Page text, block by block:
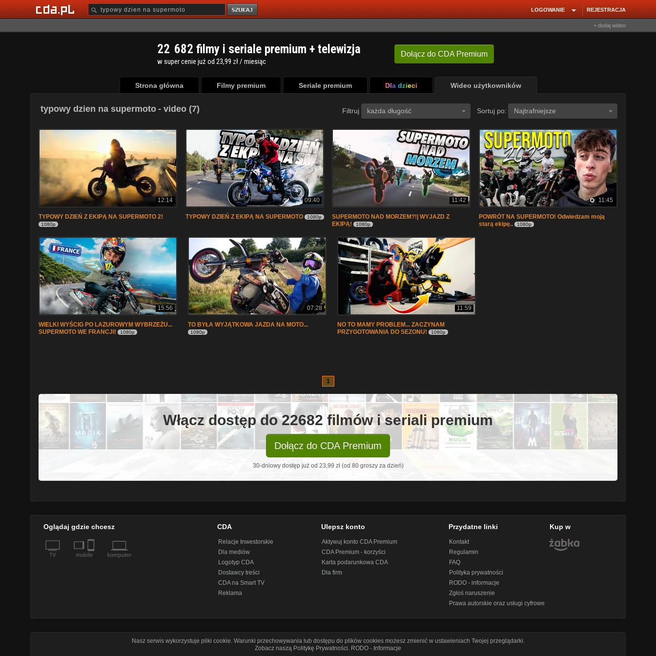
REJESTRACJA
LOGOWANIE
+ dodaj wideo
Dołącz do CDA Premium
22 682 filmy i seriale premium + telewizja
w super cenie już od 23,99 zł / miesiąc
Strona główna Filmy premium Seriale premium Dla dzieci Wideo użytkowników
typowy dzien na supermoto - video (7) Filtruj każda długość Sortuj po: Najtrafniejsze
12:14
TYPOWY DZIEŃ Z EKIPĄ NA SUPERMOTO 2!
1080p
09:40
TYPOWY DZIEŃ Z EKIPĄ NA SUPERMOTO 1080p
11:42
SUPERMOTO NAD MORZEM?!| WYJAZD Z
EKIPĄ!
1080p
11:45
POWRÓT NA SUPERMOTO! Odwiedzam moją
starą ekipę..
1080p
15:56
WIELKI WYŚCIG PO LAZUROWYM WYBRZEŻU...
SUPERMOTO WE FRANCJI!
1080p
07:28
TO BYŁA WYJĄTKOWA JAZDA NA MOTO...
1080p
11:59
NO TO MAMY PROBLEM... ZACZYNAM
PRZYGOTOWANIA DO SEZONU!
1080p
1
Włącz dostęp do 22682 filmów i seriali premium
Dołącz do CDA Premium
30-dniowy dostęp już od 23,99 zł (od 80 groszy za dzień)
Oglądaj gdzie chcesz CDA
Relacje Inwestorskie
Dla mediów
Logotyp CDA
Dostawcy treści
CDA na Smart TV
Reklama
Ulepsz konto
Aktywuj konto CDA Premium
CDA Premium - korzyści
Karta podarunkowa CDA
Dla firm
Przydatne linki
Kontakt
Regulamin
FAQ
Polityka prywatności
RODO - informacje
Zgłoś naruszenie
Prawa autorskie oraz usługi cyfrowe
Kup w
Nasz serwis wykorzystuje pliki cookie. Warunki przechowywania lub dostępu do plików cookies możesz zmienić w ustawieniach Twojej przeglądarki.
Zobacz naszą Politykę Prywatności. RODO - Informacje